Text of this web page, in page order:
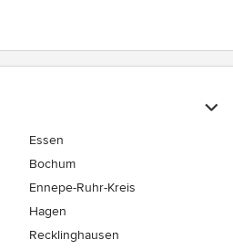
Essen
Bochum
Ennepe-Ruhr-Kreis
Hagen
Recklinghausen